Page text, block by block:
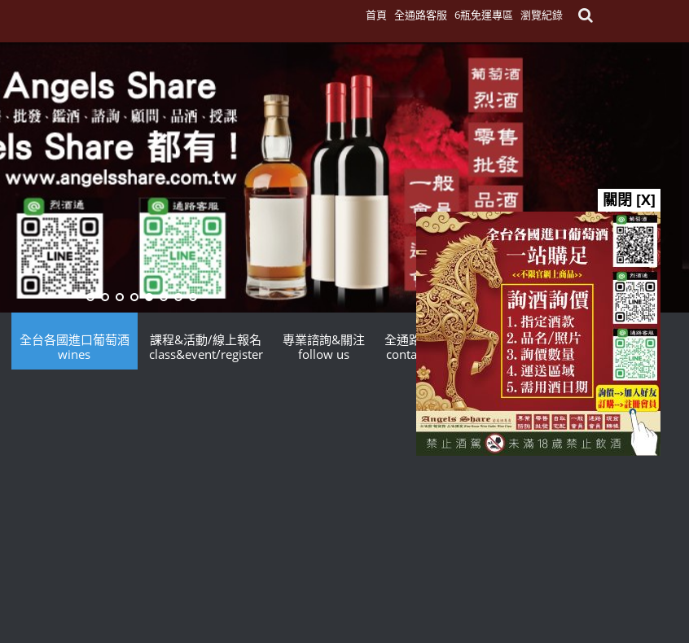
首頁 全通路客服 6瓶免運專區 瀏覽紀錄
全台各國進口葡萄酒
wines
課程&活動/線上報名
class&event/register
專業諮詢&關注
follow us
全通路客服
contact us
台灣酒商聯盟
TWSMA
關閉 [X]